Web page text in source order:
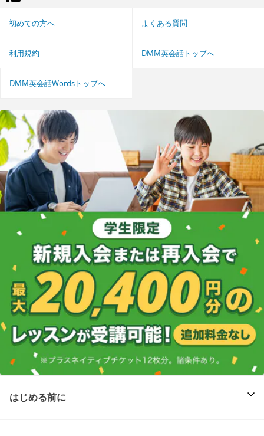
初めての方へ よくある質問
利用規約 DMM英会話トップへ
DMM英会話Wordsトップへ
はじめる前に